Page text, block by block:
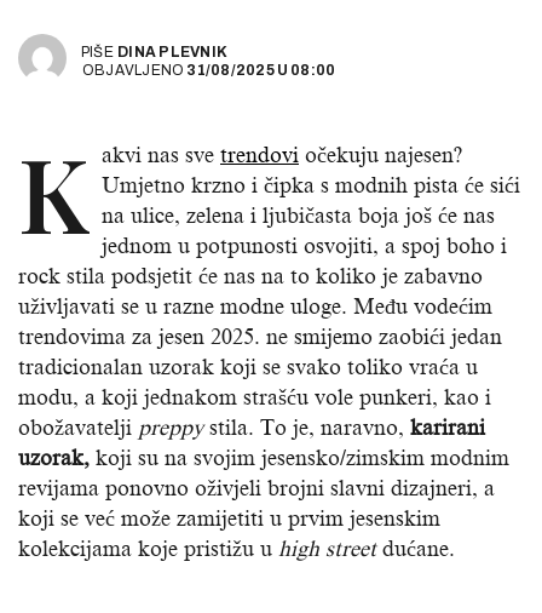
PIŠE DINA PLEVNIK
OBJAVLJENO 31/08/2025 U 08:00
K akvi nas sve trendovi očekuju najesen?
Umjetno krzno i čipka s modnih pista će sići
na ulice, zelena i ljubičasta boja još će nas
jednom u potpunosti osvojiti, a spoj boho i
rock stila podsjetit će nas na to koliko je zabavno
uživljavati se u razne modne uloge. Među vodećim
trendovima za jesen 2025. ne smijemo zaobići jedan
tradicionalan uzorak koji se svako toliko vraća u
modu, a koji jednakom strašću vole punkeri, kao i
obožavatelji preppystila. To je, naravno, karirani
uzorak, koji su na svojim jesensko/zimskim modnim
revijama ponovno oživjeli brojni slavni dizajneri, a
koji se već može zamijetiti u prvim jesenskim
kolekcijama koje pristižu u high streetdućane.